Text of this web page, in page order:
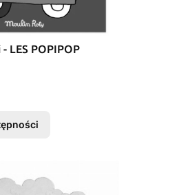
Kolorowanka z farbami - LES POPIPOP